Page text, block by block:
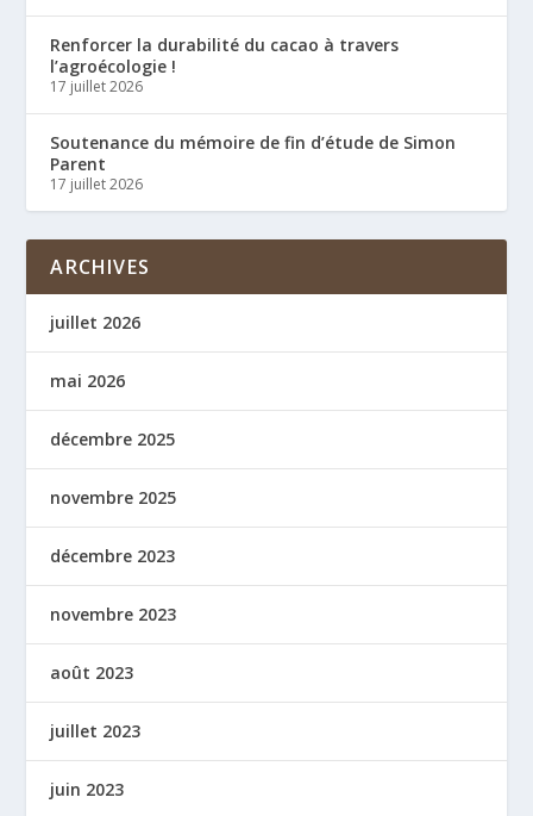
Renforcer la durabilité du cacao à travers
l’agroécologie !
17 juillet 2026
Soutenance du mémoire de fin d’étude de Simon
Parent
17 juillet 2026
ARCHIVES
juillet 2026
mai 2026
décembre 2025
novembre 2025
décembre 2023
novembre 2023
août 2023
juillet 2023
juin 2023